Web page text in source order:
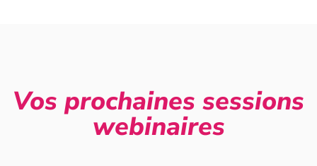
Vos prochaines sessions
webinaires